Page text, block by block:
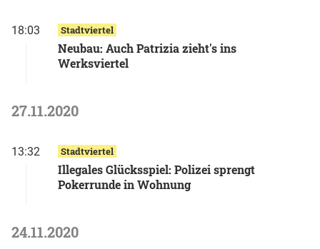
18:03 Stadtviertel
Neubau: Auch Patrizia zieht's ins
Werksviertel
27.11.2020
13:32 Stadtviertel
Illegales Glücksspiel: Polizei sprengt
Pokerrunde in Wohnung
24.11.2020